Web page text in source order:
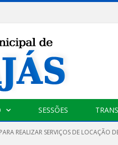
SESSÕES
REALIZAR SERVIÇOS DE LOCAÇÃO